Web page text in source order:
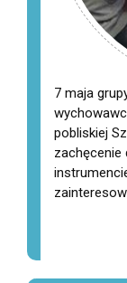
7 maja
pobliskiej
zachęcenie